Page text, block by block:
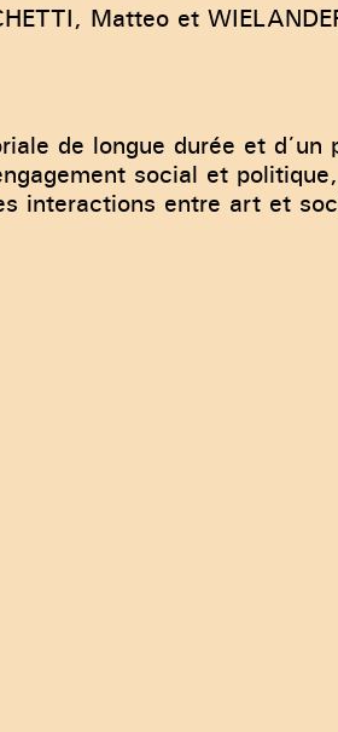
Matteo et
de longue durée et
social et
interactions entre art et